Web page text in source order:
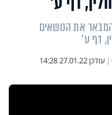
את הנושאים
דף ע'
| עודכן27.01.22 14:28